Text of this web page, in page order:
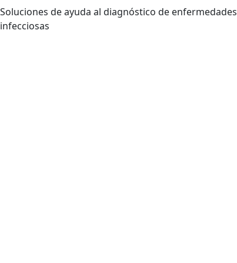
Pasar al contenido principal
Soluciones de ayuda al diagnóstico de enfermedades
infecciosas